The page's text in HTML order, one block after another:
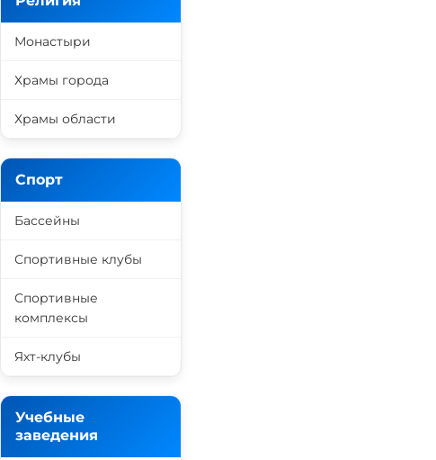
Монастыри
Храмы города
Храмы области
Спорт
Бассейны
Спортивные клубы
Спортивные
комплексы
Яхт-клубы
Учебные
заведения